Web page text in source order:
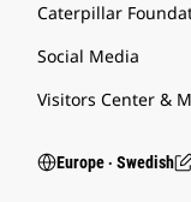
Caterpillar
Social Media
Visitors Center &
Europe ‧ Swedish